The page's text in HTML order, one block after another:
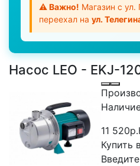
⚠️ Важно! Магазин с ул.
переехал на ул.
Насос LEO - EKJ-
11 520р.
Купить